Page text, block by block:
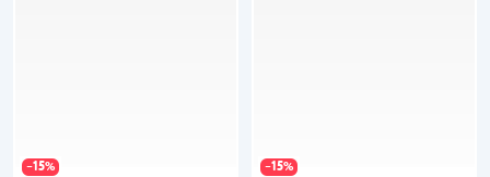
−15% −15%